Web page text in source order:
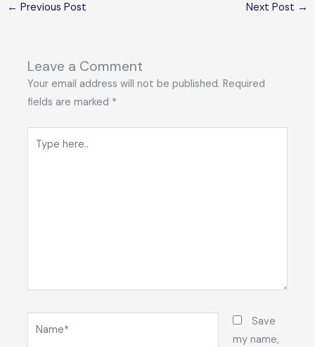
← Previous Post Next Post →
Leave a Comment
Your email address will not be published. Required
fields are marked *
here..
Save
my name,